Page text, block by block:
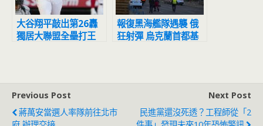
大谷翔平敲出第26轟
獨居大聯盟全壘打王
報復黑海艦隊遇襲 俄
狂射彈 烏克蘭首都基
Previous Post
蔣萬安當選人率隊前往北市
Next Post
民進黨還沒死透？工程師從「2